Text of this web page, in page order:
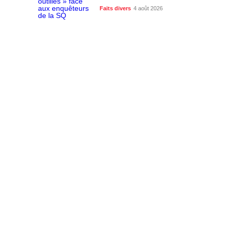
Faits divers 4 août 2026